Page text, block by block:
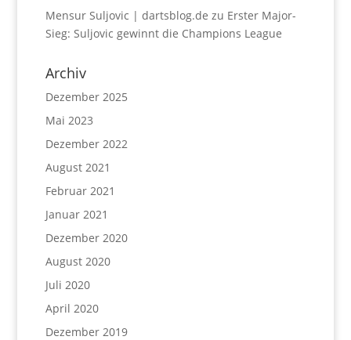
Mensur Suljovic | dartsblog.de zu Erster Major-
Sieg: Suljovic gewinnt die Champions League
Archiv
Dezember 2025
Mai 2023
Dezember 2022
August 2021
Februar 2021
Januar 2021
Dezember 2020
August 2020
Juli 2020
April 2020
Dezember 2019